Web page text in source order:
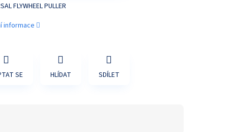
FLYWHEEL PULLER
informace
SE HLÍDAT SDÍLET